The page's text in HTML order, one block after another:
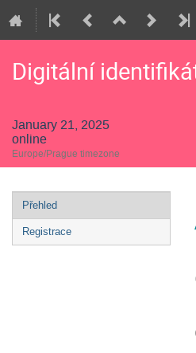
Digitální
January 21, 2025
online
Europe/Prague timezone
Event
menu
Přehled
Registrace